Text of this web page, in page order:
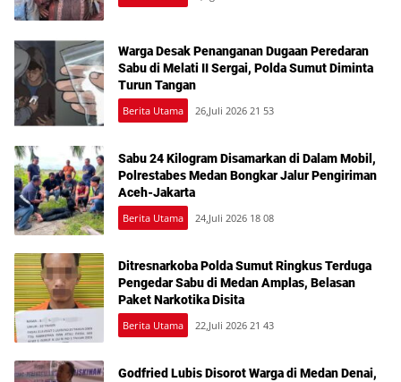
Warga Desak Penanganan Dugaan Peredaran
Sabu di Melati II Sergai, Polda Sumut Diminta
Turun Tangan
Berita Utama 26,Juli 2026 21 53
Sabu 24 Kilogram Disamarkan di Dalam Mobil,
Polrestabes Medan Bongkar Jalur Pengiriman
Aceh-Jakarta
Berita Utama 24,Juli 2026 18 08
Ditresnarkoba Polda Sumut Ringkus Terduga
Pengedar Sabu di Medan Amplas, Belasan
Paket Narkotika Disita
Berita Utama 22,Juli 2026 21 43
Godfried Lubis Disorot Warga di Medan Denai,